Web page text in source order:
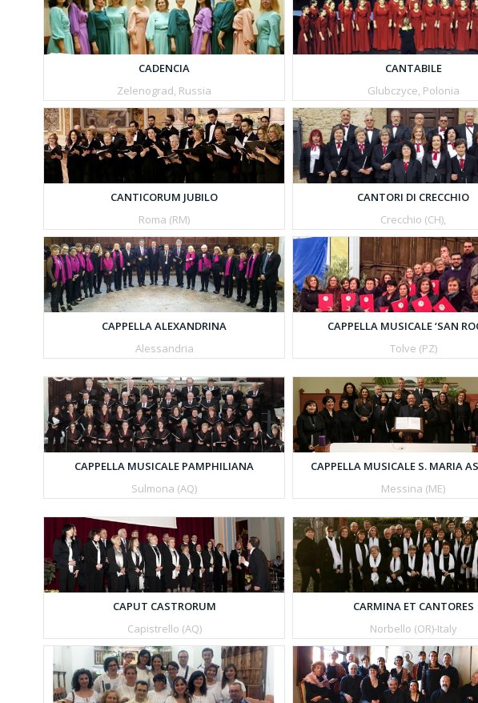
CADENCIA
Zelenograd, Russia
CANTABILE
Glubczyce, Polonia
CANTICORUM JUBILO
Roma (RM)
CANTORI DI CRECCHIO
Crecchio (CH),
CAPPELLA ALEXANDRINA
Alessandria
CAPPELLA MUSICALE ‘SAN
Tolve (PZ)
CAPPELLA MUSICALE PAMPHILIANA
Sulmona (AQ)
CAPPELLA MUSICALE S. MARIA
Messina (ME)
CAPUT CASTRORUM
Capistrello (AQ)
CARMINA ET CANTORES
Norbello (OR)-Italy